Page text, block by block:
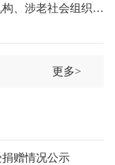
会组织和一线护理员
更多>
赠情况公示